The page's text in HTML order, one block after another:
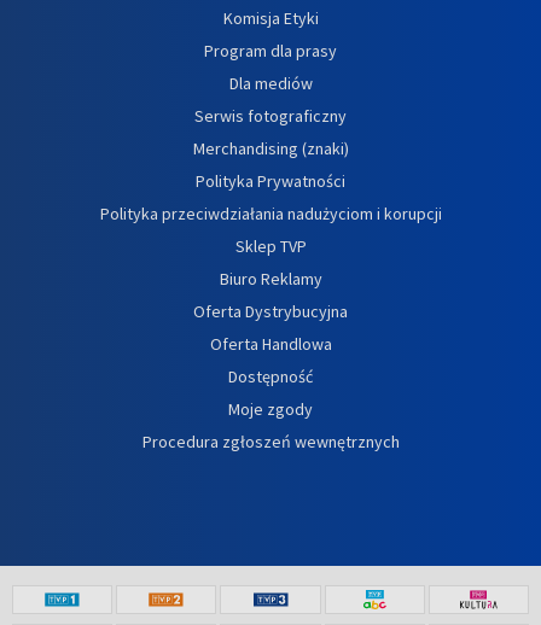
Komisja Etyki
Program dla prasy
Dla mediów
Serwis fotograficzny
Merchandising (znaki)
Polityka Prywatności
Polityka przeciwdziałania nadużyciom i korupcji
Sklep TVP
Biuro Reklamy
Oferta Dystrybucyjna
Oferta Handlowa
Dostępność
Moje zgody
Procedura zgłoszeń wewnętrznych